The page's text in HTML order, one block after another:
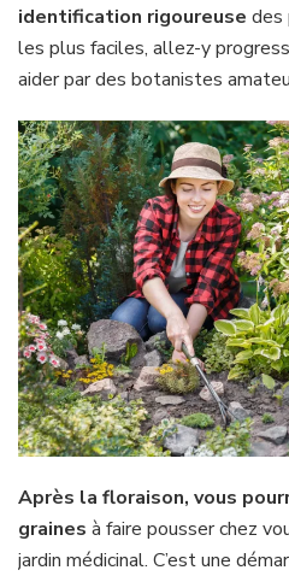
identification rigoureuse des
les plus faciles, allez-y
aider par des botanistes
Après la floraison, vous
graines à faire pousser chez
jardin médicinal. C’est une